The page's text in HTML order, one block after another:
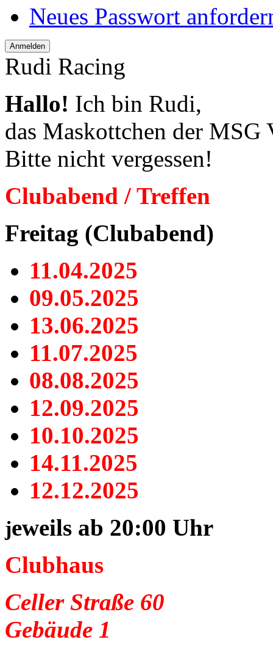
Neues Passwort
Rudi Racing
Hallo! Ich bin Rudi,
das Maskottchen der MSG
Bitte nicht vergessen!
Clubabend / Treffen
Freitag (Clubabend)
11.04.2025
09.05.2025
13.06.2025
11.07.2025
08.08.2025
12.09.2025
10.10.2025
14.11.2025
12.12.2025
jeweils ab 20:00 Uhr
Clubhaus
Celler Straße 60
Gebäude 1